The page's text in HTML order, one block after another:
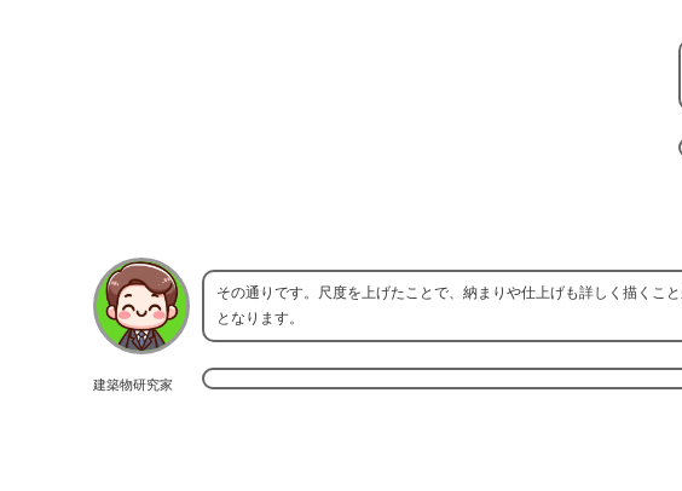
建築物研究家
その通りです。尺度を上げたことで、納まりや仕上げも詳しく描くこ
となります。